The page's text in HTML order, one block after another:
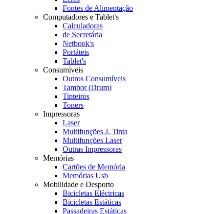
Fontes de Alimentação
Computadores e Tablet's
Calculadoras
de Secretária
Netbook's
Portáteis
Tablet's
Consumíveis
Outros Consumíveis
Tambor (Drum)
Tinteiros
Toners
Impressoras
Laser
Multifunções J. Tinta
Multifunções Laser
Outras Impressoras
Memórias
Cartões de Memória
Memórias Usb
Mobilidade e Desporto
Bicicletas Eléctricas
Bicicletas Estáticas
Passadeiras Estáticas